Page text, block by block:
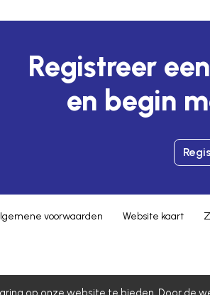
Registreer
en begin
voorwaarden Website kaart